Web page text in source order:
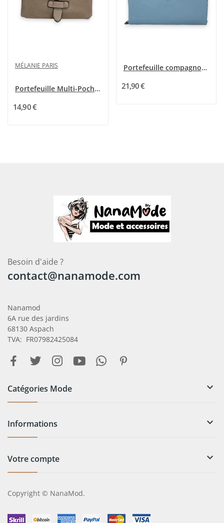
MÉLANIE PARIS
Portefeuille Multi-Poches Mélanie Paris Beige...
14,90 €
Portefeuille compagnon bleu ciel
21,90 €
Besoin d'aide ?
contact@nanamode.com
Nanamod
6A rue des jardins
68130 Aspach
TVA: FR07982425084
Catégories Mode 
Informations 
Votre compte 
Copyright © NanaMod.